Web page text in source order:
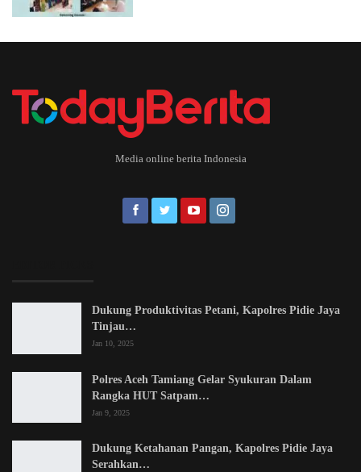
Media online berita Indonesia
Dukung Produktivitas Petani, Kapolres Pidie Jaya
Tinjau…
Jan 10, 2025
Polres Aceh Tamiang Gelar Syukuran Dalam
Rangka HUT Satpam…
Jan 9, 2025
Dukung Ketahanan Pangan, Kapolres Pidie Jaya
Serahkan…